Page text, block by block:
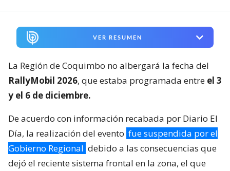
VER RESUMEN
La Región de Coquimbo no albergará la fecha del
RallyMobil 2026, que estaba programada entre el 3
y el 6 de diciembre.
De acuerdo con información recabada por Diario El
Día, la realización del evento fue suspendida por el
Gobierno Regional debido a las consecuencias que
dejó el reciente sistema frontal en la zona, el que